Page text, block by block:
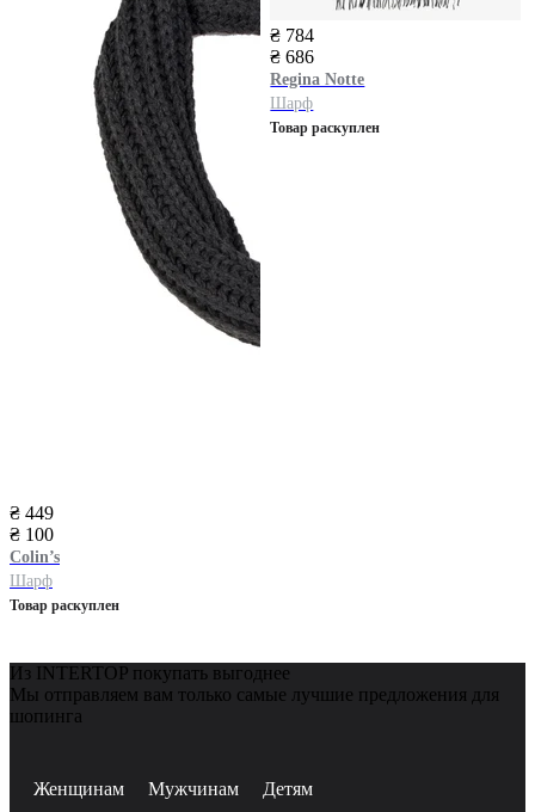
₴ 449
₴ 100
Colin’s
Шарф
Товар раскуплен
₴ 784
₴ 686
Regina Notte
Шарф
Товар раскуплен
Из INTERTOP покупать выгоднее
Мы отправляем вам только самые лучшие предложения для
шопинга
Женщинам Мужчинам Детям